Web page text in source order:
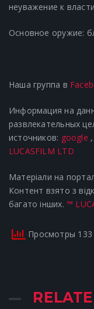
неуважение к
Основное оружие:
Наша группа в
Информация на
развлекательных
источников: google
LUCASFILM LTD
Матеріали на
Контент взято з
багато інших. ™
Просмотры 133